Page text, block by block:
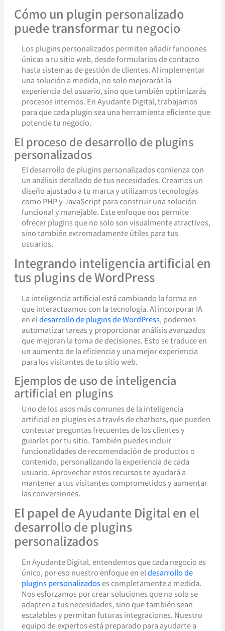
Cómo un plugin personalizado
puede transformar tu negocio
Los plugins personalizados permiten añadir funciones
únicas a tu sitio web, desde formularios de contacto
hasta sistemas de gestión de clientes. Al implementar
una solución a medida, no solo mejorarás la
experiencia del usuario, sino que también optimizarás
procesos internos. En Ayudante Digital, trabajamos
para que cada plugin sea una herramienta eficiente que
potencie tu negocio.
El proceso de desarrollo de plugins
personalizados
El desarrollo de plugins personalizados comienza con
un análisis detallado de tus necesidades. Creamos un
diseño ajustado a tu marca y utilizamos tecnologías
como PHP y JavaScript para construir una solución
funcional y manejable. Este enfoque nos permite
ofrecer plugins que no solo son visualmente atractivos,
sino también extremadamente útiles para tus
usuarios.
Integrando inteligencia artificial en
tus plugins de WordPress
La inteligencia artificial está cambiando la forma en
que interactuamos con la tecnología. Al incorporar IA
en eldesarrollo de plugins de WordPress, podemos
automatizar tareas y proporcionar análisis avanzados
que mejoran la toma de decisiones. Esto se traduce en
un aumento de la eficiencia y una mejor experiencia
para los visitantes de tu sitio web.
Ejemplos de uso de inteligencia
artificial en plugins
Uno de los usos más comunes de la inteligencia
artificial en plugins es a través de chatbots, que pueden
contestar preguntas frecuentes de los clientes y
guiarles por tu sitio. También puedes incluir
funcionalidades de recomendación de productos o
contenido, personalizando la experiencia de cada
usuario. Aprovechar estos recursos te ayudará a
mantener a tus visitantes comprometidos y aumentar
las conversiones.
El papel de Ayudante Digital en el
desarrollo de plugins
personalizados
En Ayudante Digital, entendemos que cada negocio es
único, por eso nuestro enfoque en eldesarrollo de
plugins personalizadoses completamente a medida.
Nos esforzamos por crear soluciones que no solo se
adapten a tus necesidades, sino que también sean
escalables y permitan futuras integraciones. Nuestro
equipo de expertos está preparado para ayudarte a